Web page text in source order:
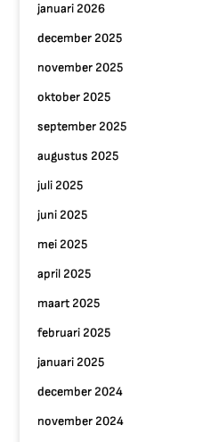
januari 2026
december 2025
november 2025
oktober 2025
september 2025
augustus 2025
juli 2025
juni 2025
mei 2025
april 2025
maart 2025
februari 2025
januari 2025
december 2024
november 2024